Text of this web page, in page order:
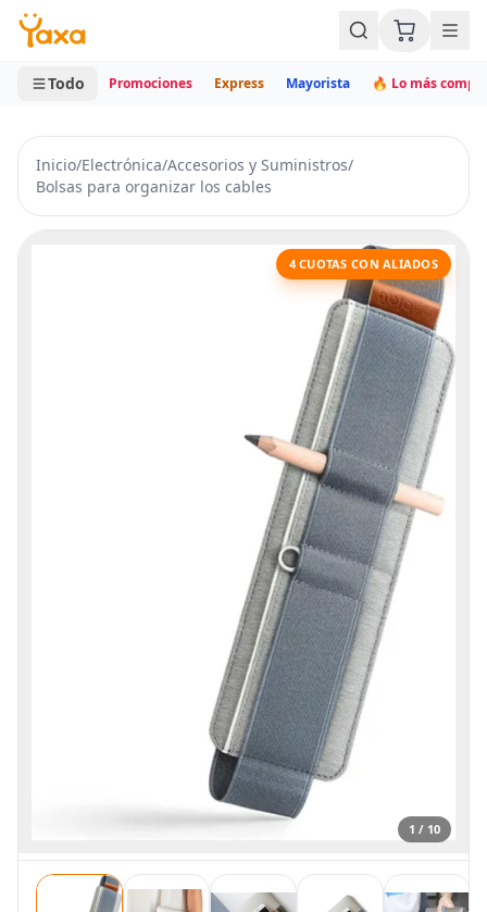
MINI CARRITO
0 productos
Todo Promociones Express Mayorista 🔥 Lo más
Inicio/Electrónica/Accesorios y Suministros/
Bolsas para organizar los cables
1 / 10
4 CUOTAS CON ALIADOS